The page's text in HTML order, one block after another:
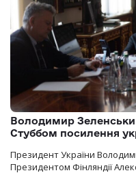
Володимир
Стуббом посилення
Президент України
Президентом Фінляндії